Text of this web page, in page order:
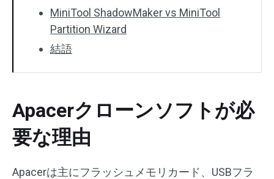
MiniTool ShadowMaker vs MiniTool
Partition Wizard
結語
Apacerクローンソフトが必
要な理由
Apacerは主にフラッシュメモリカード、USBフラ